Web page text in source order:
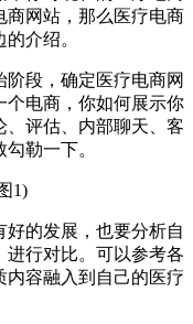
商网站，那么医疗电商
介绍。
段，确定医疗电商网
电商，你如何展示你
、评估、内部聊天、客
勒一下。
的发展，也要分析自
进行对比。可以参考各
容融入到自己的医疗